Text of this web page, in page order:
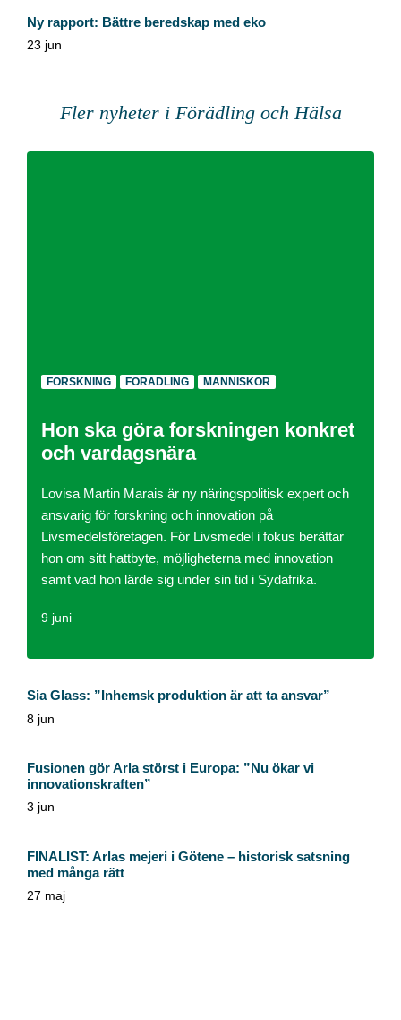
Ny rapport: Bättre beredskap med eko
23 jun
Fler nyheter i Förädling och Hälsa
FORSKNING FÖRÄDLING MÄNNISKOR
Hon ska göra forskningen konkret
och vardagsnära
Lovisa Martin Marais är ny näringspolitisk expert och
ansvarig för forskning och innovation på
Livsmedelsföretagen. För Livsmedel i fokus berättar
hon om sitt hattbyte, möjligheterna med innovation
samt vad hon lärde sig under sin tid i Sydafrika.
9 juni
Sia Glass: ”Inhemsk produktion är att ta ansvar”
8 jun
Fusionen gör Arla störst i Europa: ”Nu ökar vi
innovationskraften”
3 jun
FINALIST: Arlas mejeri i Götene – historisk satsning
med många rätt
27 maj